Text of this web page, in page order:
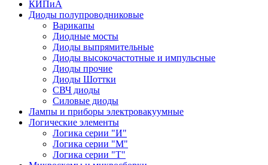
КИПиА
Диоды полупроводниковые
Варикапы
Диодные мосты
Диоды выпрямительные
Диоды высокочастотные и импульсные
Диоды прочие
Диоды Шоттки
СВЧ диоды
Силовые диоды
Лампы и приборы электровакуумные
Логические элементы
Логика серии "И"
Логика серии "М"
Логика серии "Т"